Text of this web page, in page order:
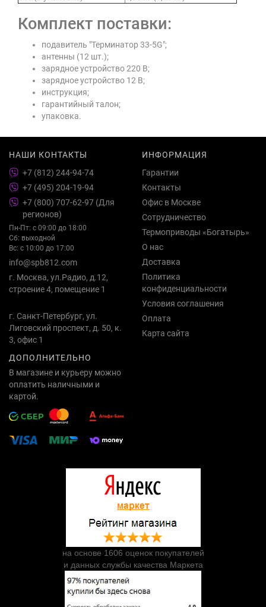
Комплект поставки:
подавитель "Терминатор 33-5G";
антенны (12 шт.);
зарядное устройство 220 В;
зарядное устройство 12 В;
инструкция;
гарантийный талон;
упаковка.
НАШИ КОНТАКТЫ
+7 (812) 244-94-74
+7 (495) 204-19-94
+7 (800) 707-62-97 (Для
регионов)
Пн-Пт: с 09:00 до 18:00
Сб: выходной
Вс: с 10:00 до 17:00
info@spb812.com
г. Москва, ул.Радио, д.12,
строение 4, помещение 1
г. Санкт-Петербург, ул.
Лиговский проспект, д. 50, к.
3, офис 1
ИНФОРМАЦИЯ
Гарантии
Контакты
Офис в Москве
Сотрудничество
Термоприводы «Богатырь»
О нас
Доставка
Политика
конфиденциальности
Условия соглашения
Оплата
Карта сайта
ДОПОЛНИТЕЛЬНО
В магазине и курьеру можно
оплатить наличными и
картой.
на основе 1606 оценок покупателей
и данных службы качества Маркета